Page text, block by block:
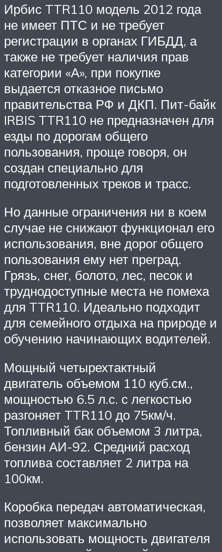
Ирбис TTR110 модель 2012 года
не имеет ПТС и не требует
регистрации в органах ГИБДД, а
также не требует наличия прав
категории «А», при покупке
выдается отказное письмо
правительства РФ и ДКП. Пит-байк
IRBIS TTR110 не предназначен для
езды по дорогам общего
пользования, проще говоря, он
создан специально для
подготовленных треков и трасс.
Но данные ограничения ни в коем
случае не снижают функционал его
использования, вне дорог общего
пользования ему нет преград.
Грязь, снег, болото, лес, песок и
труднодоступные места не помеха
для TTR110. Идеально подходит
для семейного отдыха на природе и
обучению начинающих водителей.
Мощный четырехтактный
двигатель объемом 110 куб.см.,
мощностью 6.5 л.с. с легкостью
разгоняет TTR110 до 75км/ч.
Топливный бак объемом 3 литра,
бензин АИ-92. Средний расход
топлива составляет 2 литра на
100км.
Коробка передач автоматическая,
позволяет максимально
использовать мощность двигателя